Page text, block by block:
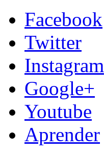
Facebook
Twitter
Instagram
Google+
Youtube
Aprender